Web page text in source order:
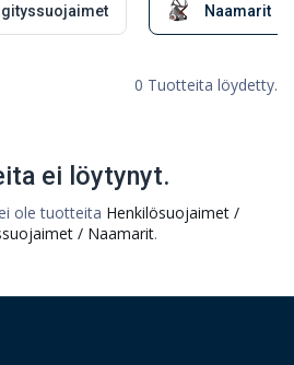
Naamarit
0 Tuotteita löydetty.
ei löytynyt.
ole tuotteita Henkilösuojaimet /
/ Naamarit.